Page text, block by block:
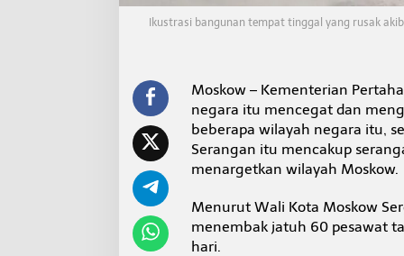
e
r
u
6
0
d
i
i
l
a
Ikustrasi bangunan tempat tinggal yang rusak
Moskow – Kementerian
negara itu mencegat dan
beberapa wilayah negara itu,
Serangan itu mencakup
menargetkan wilayah Moskow.
Menurut Wali Kota Moskow
menembak jatuh 60 pesawat
hari.